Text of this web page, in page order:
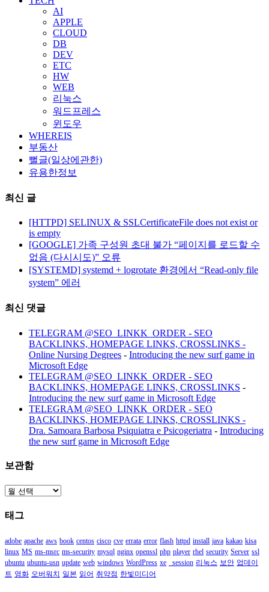
AI
APPLE
CLOUD
DB
DEV
ETC
HW
WEB
리눅스
워드프레스
윈도우
WHEREIS
부동산
뻘글(일상에관한)
유용한정보
최신 글
[HTTPD] SELINUX & SSLCertificateFile does not exist or
is empty
[GOOGLE] 가족 구성원 초대 불가 “페이지를 로드할 수
없음 (다시시도)” 오류
[SYSTEMD] systemd + logrotate 환경에서 “Read-only file
system” 에러
최신 댓글
TELEGRAM @SEO_LINKK_ORDER - SEO
BACKLINKS, HOMEPAGE LINKS, CROSSLINKS -
Online Nursing Degrees - Introducing the new surf game in
Microsoft Edge
TELEGRAM @SEO_LINKK_ORDER - SEO
BACKLINKS, HOMEPAGE LINKS, CROSSLINKS -
Introducing the new surf game in Microsoft Edge
TELEGRAM @SEO_LINKK_ORDER - SEO
BACKLINKS, HOMEPAGE LINKS, CROSSLINKS -
Dra. Samoara Barbosa Psiquiatra e Psicogeriatra - Introducing
the new surf game in Microsoft Edge
보관함
보
함
태그
adobe apache aws book centos cisco cve errata error flash httpd install java kakao kisa
linux MS ms-msrc ms-security mysql nginx openssl php player rhel security Server ssl
ubuntu ubuntu-usn update web windows WordPress xe _session 리눅스 보안 업데이
트 영화 오버워치 일본 읽어 취약점 한빛미디어